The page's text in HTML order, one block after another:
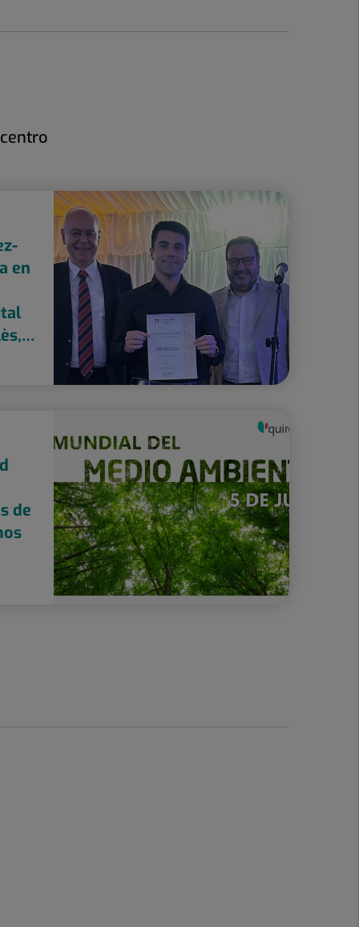
en
de